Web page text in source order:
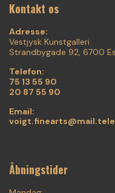
Kontakt os
Adresse:
Vestjysk Kunstgalleri
Strandbygade 92, 6700
Telefon:
75 13 55 90
20 87 55 90
Email:
Åbningstider